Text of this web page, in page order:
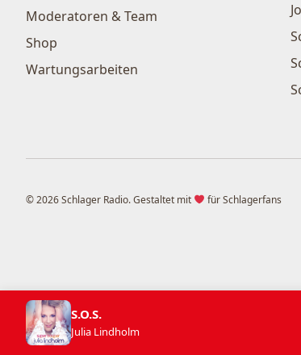
Moderatoren & Team
Shop
Wartungsarbeiten
© 2026 Schlager Radio. Gestaltet mit für Schlagerfans
S.O.S.
Julia Lindholm